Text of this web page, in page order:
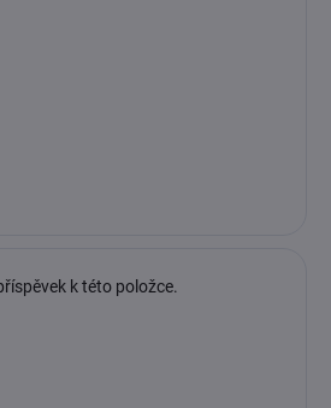
k této položce.